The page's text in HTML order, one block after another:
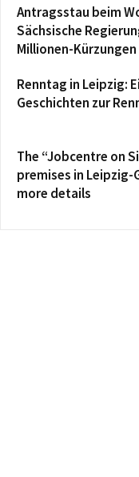
Antragsstau beim
Sächsische
Millionen-
Renntag in Leipzig:
Geschichten zur
The “Jobcentre on
premises in Leipzig-
more details